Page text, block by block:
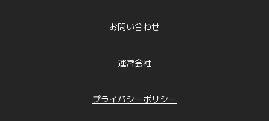
お問い合わせ
運営会社
プライバシーポリシー